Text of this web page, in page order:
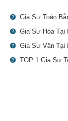
Gia Sư Toán
Gia Sư Hóa Tại
Gia Sư Văn Tại
TOP 1 Gia Sư